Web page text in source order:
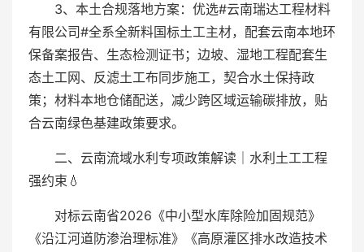
3、本土合规落地方案：优选#云南瑞达工程材料
有限公司#全系全新料国标土工主材，配套云南本地环
保备案报告、生态检测证书；边坡、湿地工程配套生
态土工网、反滤土工布同步施工，契合水土保持政
策；材料本地仓储配送，减少跨区域运输碳排放，贴
合云南绿色基建政策要求。
二、云南流域水利专项政策解读｜水利土工工程
强约束💧
对标云南省2026《中小型水库除险加固规范》
《沿江河道防渗治理标准》《高原灌区排水改造技术